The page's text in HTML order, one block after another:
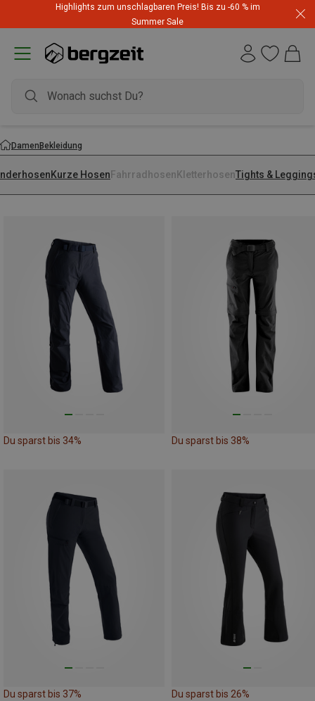
Highlights zum unschlagbaren Preis! Bis zu -60 % im
Summer Sale
DamenBekleidung
Kurze Hosen Fahrradhosen KletterhosenTights &
Du sparst bis 34% Du sparst bis 38%
Du sparst bis 37% Du sparst bis 26%